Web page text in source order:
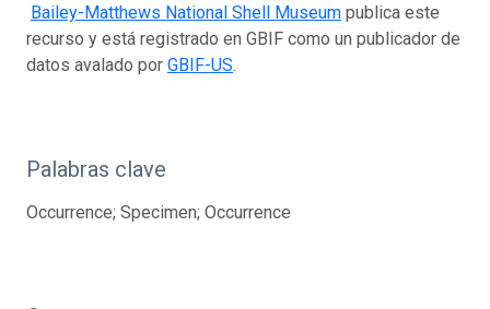
Bailey-Matthews National Shell Museum publica este
recurso y está registrado en GBIF como un publicador de
datos avalado por GBIF-US.
Palabras clave
Occurrence; Specimen; Occurrence